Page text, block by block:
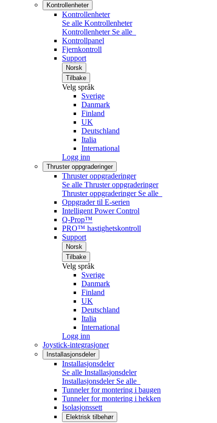
Kontrollenheter
Kontrollenheter
Se alle Kontrollenheter
Kontrollenheter Se alle
Kontrollpanel
Fjernkontroll
Support
Norsk
Tilbake
Velg språk
Sverige
Danmark
Finland
UK
Deutschland
Italia
International
Logg inn
Thruster oppgraderinger
Thruster oppgraderinger
Se alle Thruster oppgraderinger
Thruster oppgraderinger Se alle
Oppgrader til E-serien
Intelligent Power Control
Q-Prop™
PRO™ hastighetskontroll
Support
Norsk
Tilbake
Velg språk
Sverige
Danmark
Finland
UK
Deutschland
Italia
International
Logg inn
Joystick-integrasjoner
Installasjonsdeler
Installasjonsdeler
Se alle Installasjonsdeler
Installasjonsdeler Se alle
Tunneler for montering i baugen
Tunneler for montering i hekken
Isolasjonssett
Elektrisk tilbehør